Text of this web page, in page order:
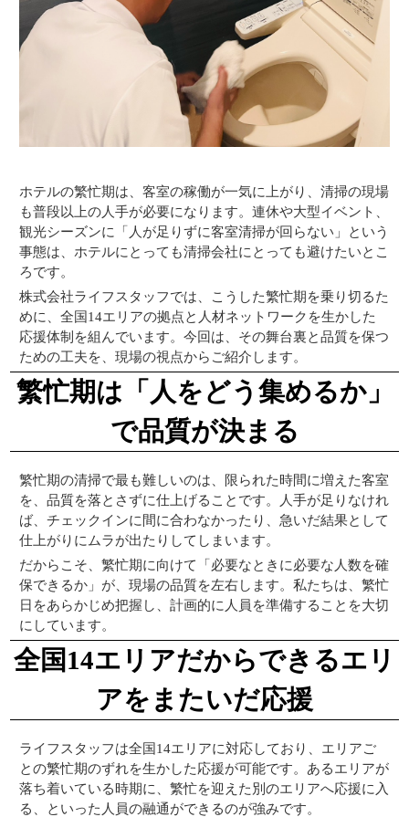
ホテルの繁忙期は、客室の稼働が一気に上がり、清掃の現場
も普段以上の人手が必要になります。連休や大型イベント、
観光シーズンに「人が足りずに客室清掃が回らない」という
事態は、ホテルにとっても清掃会社にとっても避けたいとこ
ろです。
株式会社ライフスタッフでは、こうした繁忙期を乗り切るた
めに、全国14エリアの拠点と人材ネットワークを生かした
応援体制を組んでいます。今回は、その舞台裏と品質を保つ
ための工夫を、現場の視点からご紹介します。
繁忙期は「人をどう集めるか」
で品質が決まる
繁忙期の清掃で最も難しいのは、限られた時間に増えた客室
を、品質を落とさずに仕上げることです。人手が足りなけれ
ば、チェックインに間に合わなかったり、急いだ結果として
仕上がりにムラが出たりしてしまいます。
だからこそ、繁忙期に向けて「必要なときに必要な人数を確
保できるか」が、現場の品質を左右します。私たちは、繁忙
日をあらかじめ把握し、計画的に人員を準備することを大切
にしています。
全国14エリアだからできるエリ
アをまたいだ応援
ライフスタッフは全国14エリアに対応しており、エリアご
との繁忙期のずれを生かした応援が可能です。あるエリアが
落ち着いている時期に、繁忙を迎えた別のエリアへ応援に入
る、といった人員の融通ができるのが強みです。